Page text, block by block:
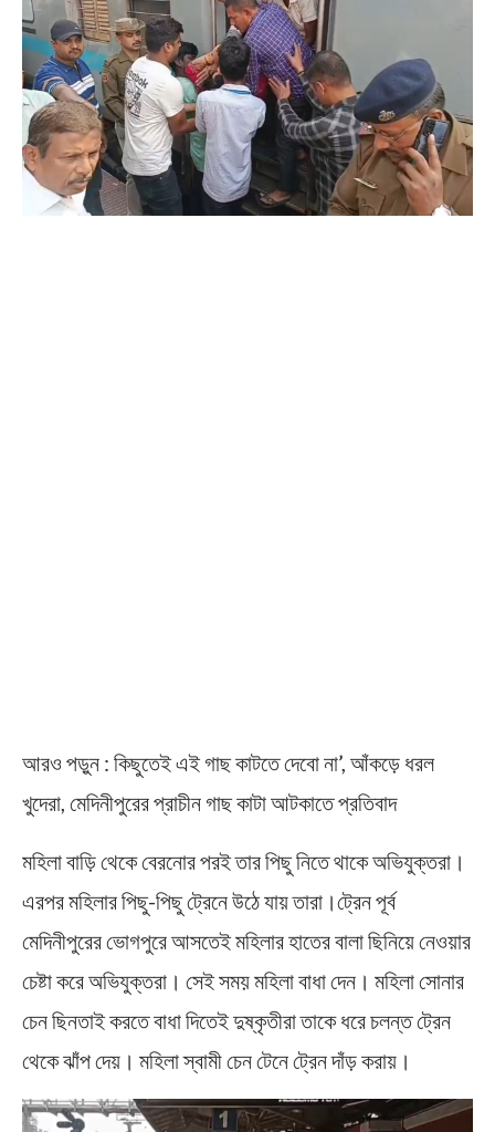
আরও পড়ুন : কিছুতেই এই গাছ কাটতে দেবো না’, আঁকড়ে ধরল
খুদেরা, মেদিনীপুরের প্রাচীন গাছ কাটা আটকাতে প্রতিবাদ
মহিলা বাড়ি থেকে বেরনোর পরই তার পিছু নিতে থাকে অভিযুক্তরা।
এরপর মহিলার পিছু-পিছু ট্রেনে উঠে যায় তারা।ট্রেন পূর্ব
মেদিনীপুরের ভোগপুরে আসতেই মহিলার হাতের বালা ছিনিয়ে নেওয়ার
চেষ্টা করে অভিযুক্তরা। সেই সময় মহিলা বাধা দেন। মহিলা সোনার
চেন ছিনতাই করতে বাধা দিতেই দুষ্কৃতীরা তাকে ধরে চলন্ত ট্রেন
থেকে ঝাঁপ দেয়। মহিলা স্বামী চেন টেনে ট্রেন দাঁড় করায়।